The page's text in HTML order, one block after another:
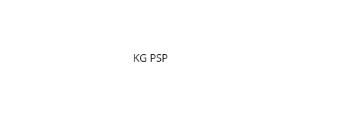
KG PSP